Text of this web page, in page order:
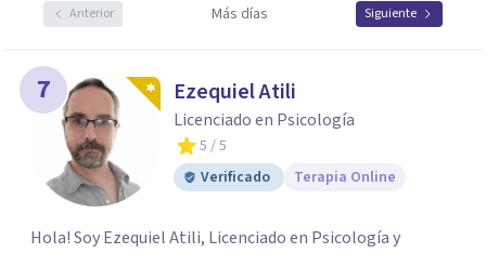
Anterior Más días Siguiente
7 Ezequiel Atili
Licenciado en Psicología
5 / 5
Verificado
Terapia Online
Hola! Soy Ezequiel Atili, Licenciado en Psicología y